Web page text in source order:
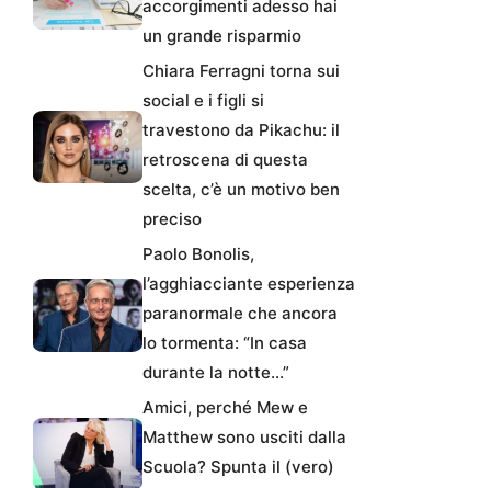
accorgimenti adesso hai
un grande risparmio
Chiara Ferragni torna sui
social e i figli si
travestono da Pikachu: il
retroscena di questa
scelta, c’è un motivo ben
preciso
Paolo Bonolis,
l’agghiacciante esperienza
paranormale che ancora
lo tormenta: “In casa
durante la notte…”
Amici, perché Mew e
Matthew sono usciti dalla
Scuola? Spunta il (vero)